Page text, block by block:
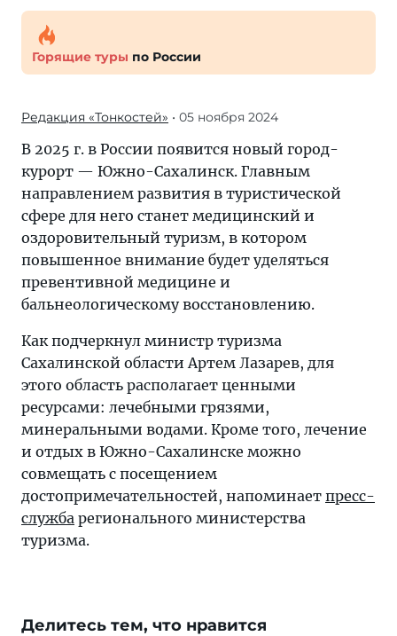
Горящие туры по России
Редакция «Тонкостей» • 05 ноября 2024
В 2025 г. в России появится новый город-
курорт — Южно-Сахалинск. Главным
направлением развития в туристической
сфере для него станет медицинский и
оздоровительный туризм, в котором
повышенное внимание будет уделяться
превентивной медицине и
бальнеологическому восстановлению.
Как подчеркнул министр туризма
Сахалинской области Артем Лазарев, для
этого область располагает ценными
ресурсами: лечебными грязями,
минеральными водами. Кроме того, лечение
и отдых в Южно-Сахалинске можно
совмещать с посещением
достопримечательностей, напоминает пресс-
служба регионального министерства
туризма.
Делитесь тем, что нравится